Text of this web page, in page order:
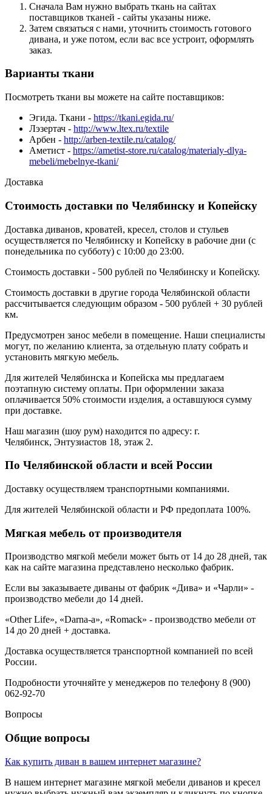
Сначала Вам нужно выбрать ткань на сайтах
поставщиков тканей - сайты указаны ниже.
Затем связаться с нами, уточнить стоимость готового
дивана, и уже потом, если вас все устроит, оформлять
заказ.
Варианты ткани
Посмотреть ткани вы можете на сайте поставщиков:
Эгида. Ткани - https://tkani.egida.ru/
Лэзертач - http://www.ltex.ru/textile
Арбен - http://arben-textile.ru/catalog/
Аметист - https://ametist-store.ru/catalog/materialy-dlya-
mebeli/mebelnye-tkani/
Доставка
Стоимость доставки по Челябинску и Копейску
Доставка диванов, кроватей, кресел, столов и стульев
осуществляется по Челябинску и Копейску в рабочие дни (с
понедельника по субботу) с 10:00 до 23:00.
Стоимость доставки - 500 рублей по Челябинску и Копейску.
Стоимость доставки в другие города Челябинской области
рассчитывается следующим образом - 500 рублей + 30 рублей
км.
Предусмотрен занос мебели в помещение. Наши специалисты
могут, по желанию клиента, за отдельную плату собрать и
установить мягкую мебель.
Для жителей Челябинска и Копейска мы предлагаем
поэтапную систему оплаты. При оформлении заказа
оплачивается 50% стоимости изделия, а оставшуюся сумму
при доставке.
Наш магазин (шоу рум) находится по адресу: г.
Челябинск, Энтузиастов 18, этаж 2.
По Челябинской области и всей России
Доставку осуществляем транспортными компаниями.
Для жителей Челябинской области и РФ предоплата 100%.
Мягкая мебель от производителя
Производство мягкой мебели может быть от 14 до 28 дней, так
как на сайте магазина представлено несколько фабрик.
Если вы заказываете диваны от фабрик «Дива» и «Чарли» -
производство мебели до 14 дней.
«Other Life», «Darna-a», «Romack» - производство мебели от
14 до 20 дней + доставка.
Доставка осуществляется транспортной компанией по всей
России.
Подробности уточняйте у менеджеров по телефону 8 (900)
062-92-70
Вопросы
Общие вопросы
Как купить диван в вашем интернет магазине?
В нашем интернет магазине мягкой мебели диванов и кресел